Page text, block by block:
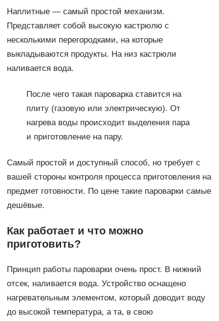
Наплитные — самый простой механизм.
Представляет собой высокую кастрюлю с
несколькими перегородками, на которые
выкладываются продукты. На низ кастрюли
наливается вода.
После чего такая пароварка ставится на
плиту (газовую или электрическую). От
нагрева воды происходит выделения пара
и приготовление на пару.
Самый простой и доступный способ, но требует с
вашей стороны контроля процесса приготовления на
предмет готовности. По цене такие пароварки самые
дешёвые.
Как работает и что можно
приготовить?
Принцип работы пароварки очень прост. В нижний
отсек, наливается вода. Устройство оснащено
нагревательным элементом, который доводит воду
до высокой температура, а та, в свою